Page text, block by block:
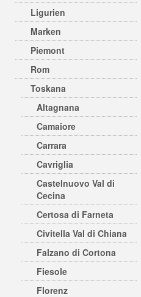
Ligurien
Marken
Piemont
Rom
Toskana
Altagnana
Camaiore
Carrara
Cavriglia
Castelnuovo Val di
Cecina
Certosa di Farneta
Civitella Val di Chiana
Falzano di Cortona
Fiesole
Florenz